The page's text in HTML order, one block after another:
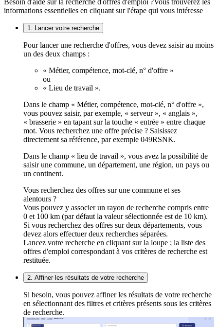
informations essentielles en cliquant sur l'étape qui vous intéresse
1. Lancer votre recherche
Pour lancer une recherche d'offres, vous devez saisir au moins
un des deux champs :
« Métier, compétence, mot-clé, n° d'offre »
ou
« Lieu de travail ».
Dans le champ « Métier, compétence, mot-clé, n° d'offre »,
vous pouvez saisir, par exemple, « serveur », « anglais »,
« brasserie » en tapant sur la touche « entrée » entre chaque
mot. Vous recherchez une offre précise ? Saisissez
directement sa référence, par exemple 049RSNK.
Dans le champ « lieu de travail », vous avez la possibilité de
saisir une commune, un département, une région, un pays ou
un continent.
Vous recherchez des offres sur une commune et ses
alentours ?
Vous pouvez y associer un rayon de recherche compris entre
0 et 100 km (par défaut la valeur sélectionnée est de 10 km).
Si vous recherchez des offres sur deux départements, vous
devez alors effectuer deux recherches séparées.
Lancez votre recherche en cliquant sur la loupe ; la liste des
offres d'emploi correspondant à vos critères de recherche est
restituée.
2. Affiner les résultats de votre recherche
Si besoin, vous pouvez affiner les résultats de votre recherche
en sélectionnant des filtres et critères présents sous les critères
de recherche.